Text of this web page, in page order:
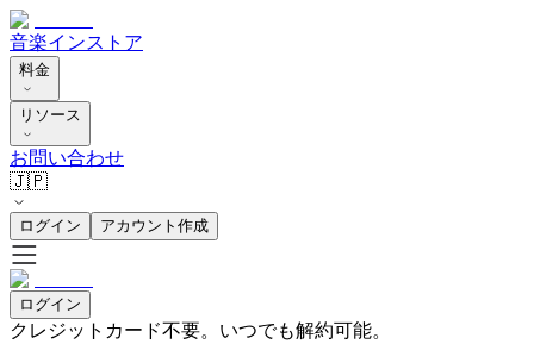
音楽インストア
料金
リソース
お問い合わせ
🇯🇵
ログイン アカウント作成
ログイン
クレジットカード不要。いつでも解約可能。